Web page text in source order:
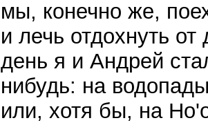
мы, конечно же,
и лечь отдохнуть
день я и Андрей
нибудь: на
или, хотя бы, на